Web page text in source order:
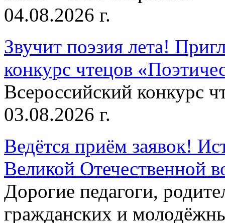
04.08.2026 г.
Звучит поэзия лета!
конкурс чтецов
Всероссийский конкурс
03.08.2026 г.
Ведётся приём заявок!
Великой Отечественной
Дорогие педагоги,
гражданских и